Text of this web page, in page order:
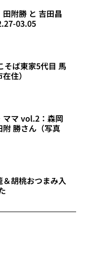
附勝 と 吉田昌
03.05
ば東家5代目 馬
住）
ママ vol.2：森岡
勝さん（写真
胡桃おつまみ入